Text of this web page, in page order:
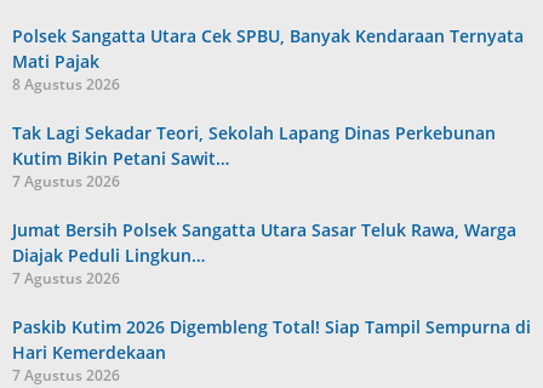
Polsek Sangatta Utara Cek SPBU, Banyak Kendaraan Ternyata
Mati Pajak
8 Agustus 2026
Tak Lagi Sekadar Teori, Sekolah Lapang Dinas Perkebunan
Kutim Bikin Petani Sawit…
7 Agustus 2026
Jumat Bersih Polsek Sangatta Utara Sasar Teluk Rawa, Warga
Diajak Peduli Lingkun…
7 Agustus 2026
Paskib Kutim 2026 Digembleng Total! Siap Tampil Sempurna di
Hari Kemerdekaan
7 Agustus 2026